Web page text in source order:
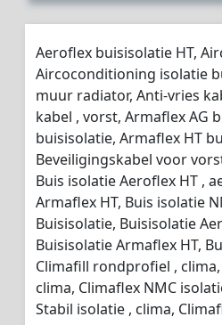
Aeroflex buisisolatie HT,
Aircoconditioning isolatie
muur radiator, Anti-vries
kabel , vorst, Armaflex AG
buisisolatie, Armaflex HT
Beveiligingskabel voor
Buis isolatie Aeroflex HT ,
Armaflex HT, Buis isolatie
Buisisolatie, Buisisolatie
Buisisolatie Armaflex HT,
Climafill rondprofiel ,
clima, Climaflex NMC
Stabil isolatie , clima,